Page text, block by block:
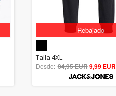
Rebajado
out of 5
Talla 4XL
Desde: 34,95 EUR9,99 EUR